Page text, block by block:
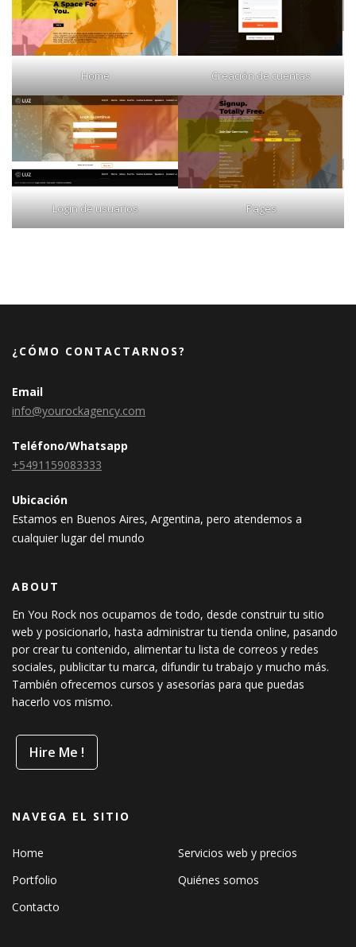
Home Creación de cuentas
Login de usuarios Pages
¿CÓMO CONTACTARNOS?
Email
info@yourockagency.com
Teléfono/Whatsapp
+5491159083333
Ubicación
Estamos en Buenos Aires, Argentina, pero atendemos a
cualquier lugar del mundo
ABOUT
En You Rock nos ocupamos de todo, desde construir tu sitio
web y posicionarlo, hasta administrar tu tienda online, pasando
por crear tu contenido, alimentar tu lista de correos y redes
sociales, publicitar tu marca, difundir tu trabajo y mucho más.
También ofrecemos cursos y asesorías para que puedas
hacerlo vos mismo.
Hire Me !
NAVEGA EL SITIO
Home
Servicios web y precios
Portfolio
Quiénes somos
Contacto